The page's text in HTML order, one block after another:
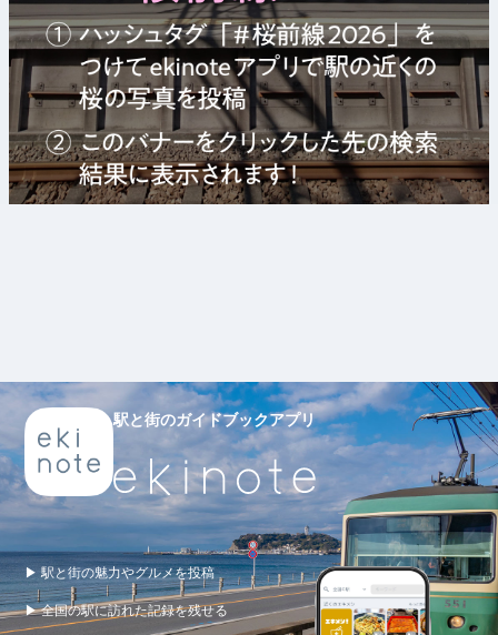
駅と街のガイドブックアプリ
▶ 駅と街の魅力やグルメを投稿
▶ 全国の駅に訪れた記録を残せる